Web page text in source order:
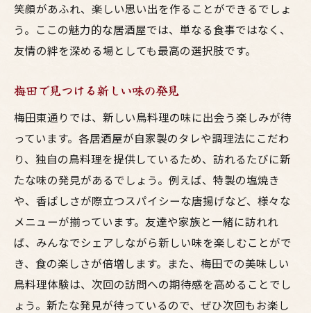
笑顔があふれ、楽しい思い出を作ることができるでしょ
う。ここの魅力的な居酒屋では、単なる食事ではなく、
友情の絆を深める場としても最高の選択肢です。
梅田で見つける新しい味の発見
梅田東通りでは、新しい鳥料理の味に出会う楽しみが待
っています。各居酒屋が自家製のタレや調理法にこだわ
り、独自の鳥料理を提供しているため、訪れるたびに新
たな味の発見があるでしょう。例えば、特製の塩焼き
や、香ばしさが際立つスパイシーな唐揚げなど、様々な
メニューが揃っています。友達や家族と一緒に訪れれ
ば、みんなでシェアしながら新しい味を楽しむことがで
き、食の楽しさが倍増します。また、梅田での美味しい
鳥料理体験は、次回の訪問への期待感を高めることでし
ょう。新たな発見が待っているので、ぜひ次回もお楽し